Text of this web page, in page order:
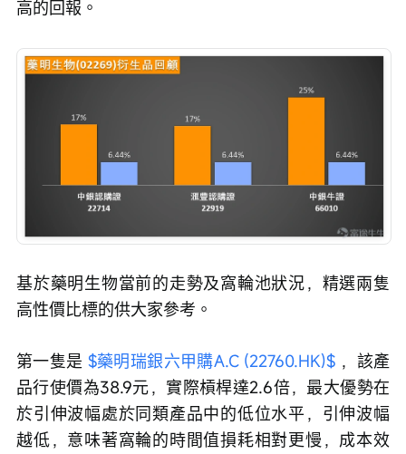
高的回報。
基於藥明生物當前的走勢及窩輪池狀況，精選兩隻
高性價比標的供大家參考。
第一隻是 $藥明瑞銀六甲購A.C (22760.HK)$ ，該產
品行使價為38.9元，實際槓桿達2.6倍，最大優勢在
於引伸波幅處於同類產品中的低位水平，引伸波幅
越低，意味著窩輪的時間值損耗相對更慢，成本效